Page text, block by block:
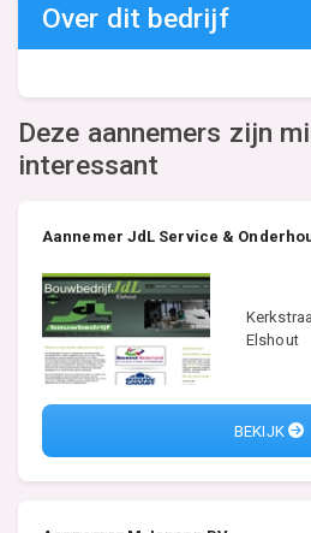
Over dit bedrijf
Deze aannemers zijn
interessant
Aannemer JdL Service &
Elshout
BEKIJK